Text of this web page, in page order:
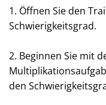
1. Öffnen Sie den
Schwierigkeitsgrad.
2. Beginnen Sie mit
den